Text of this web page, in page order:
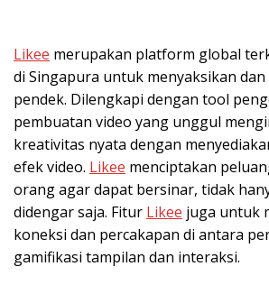
Likee merupakan platform global
di Singapura untuk menyaksikan
pendek. Dilengkapi dengan tool
pembuatan video yang unggul
kreativitas nyata dengan
efek video. Likee menciptakan
orang agar dapat bersinar, tidak
didengar saja. Fitur Likee juga untuk
koneksi dan percakapan di antara
gamifikasi tampilan dan interaksi.